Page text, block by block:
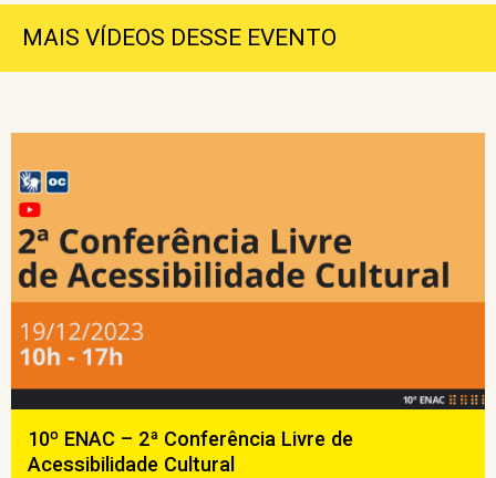
MAIS VÍDEOS DESSE EVENTO
10º ENAC – 2ª Conferência Livre de
Acessibilidade Cultural